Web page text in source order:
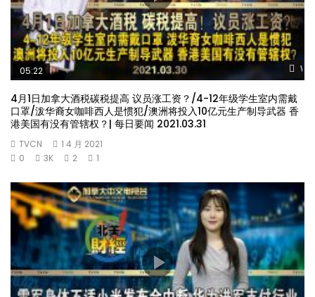
05:22
4月1日加拿大酒税碳税提高 议员涨工资？/4-12年级学生室内需戴
口罩/泼华裔女咖啡西人是惯犯/澳洲将投入10亿元生产制导武器 香
港美国有没有管辖权？| 每日要闻 2021.03.31
TVCN
1 4 月 2021
0
3K 2 1